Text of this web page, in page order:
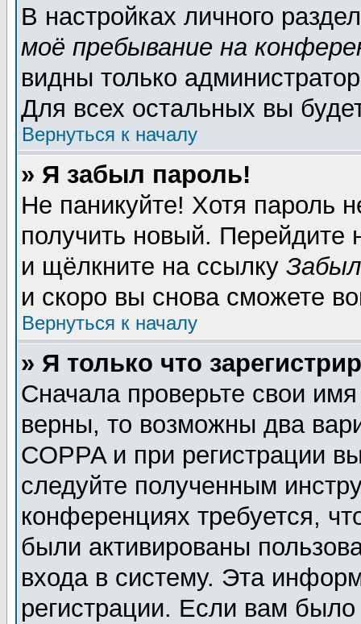
В настройках личного
моё пребывание на
видны только
Для всех остальных вы
Вернуться к началу
» Я забыл пароль!
Не паникуйте! Хотя пароль
получить новый. Перейдите
и щёлкните на ссылку
и скоро вы снова сможете
Вернуться к началу
» Я только что
Сначала проверьте свои
верны, то возможны два
COPPA и при регистрации
следуйте полученным
конференциях требуется,
были активированы
входа в систему. Эта
регистрации. Если вам